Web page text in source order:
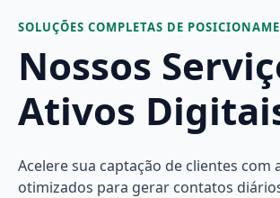
SOLUÇÕES COMPLETAS DE
Nossos
Ativos
Acelere sua captação de clientes com
otimizados para gerar contatos